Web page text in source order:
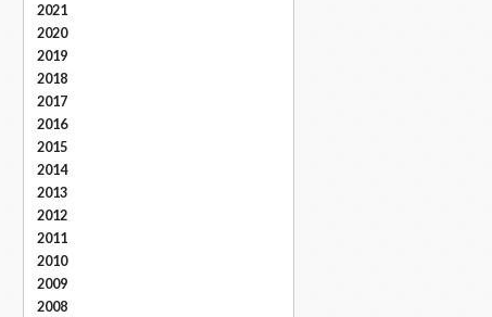
2021
2020
2019
2018
2017
2016
2015
2014
2013
2012
2011
2010
2009
2008